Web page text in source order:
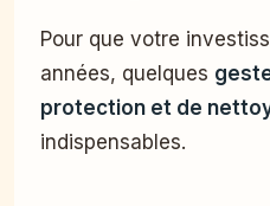
Pour que votre
années, quelques
protection et de
indispensables.